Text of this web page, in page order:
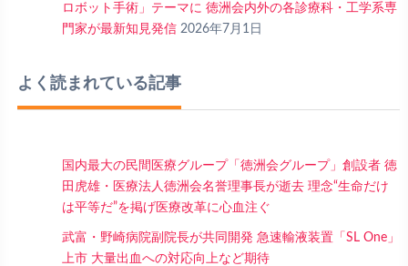
ロボット手術」テーマに 徳洲会内外の各診療科・工学系専
門家が最新知見発信 2026年7月1日
よく読まれている記事
国内最大の民間医療グループ「徳洲会グループ」創設者 徳
田虎雄・医療法人徳洲会名誉理事長が逝去 理念“生命だけ
は平等だ”を掲げ医療改革に心血注ぐ
武富・野崎病院副院長が共同開発 急速輸液装置「SL One」
上市 大量出血への対応向上など期待